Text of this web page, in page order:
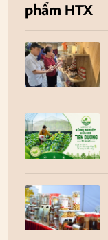
phẩm HTX